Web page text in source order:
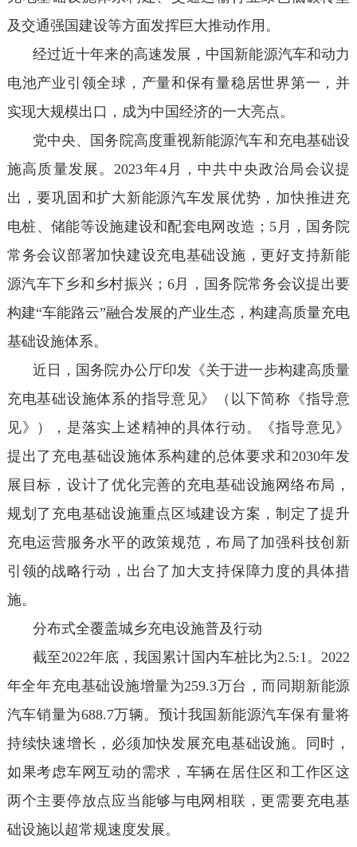
及交通强国建设等方面发挥巨大推动作用。
经过近十年来的高速发展，中国新能源汽车和动力
电池产业引领全球，产量和保有量稳居世界第一，并
实现大规模出口，成为中国经济的一大亮点。
党中央、国务院高度重视新能源汽车和充电基础设
施高质量发展。2023年4月，中共中央政治局会议提
出，要巩固和扩大新能源汽车发展优势，加快推进充
电桩、储能等设施建设和配套电网改造；5月，国务院
常务会议部署加快建设充电基础设施，更好支持新能
源汽车下乡和乡村振兴；6月，国务院常务会议提出要
构建“车能路云”融合发展的产业生态，构建高质量充电
基础设施体系。
近日，国务院办公厅印发《关于进一步构建高质量
充电基础设施体系的指导意见》（以下简称《指导意
见》），是落实上述精神的具体行动。《指导意见》
提出了充电基础设施体系构建的总体要求和2030年发
展目标，设计了优化完善的充电基础设施网络布局，
规划了充电基础设施重点区域建设方案，制定了提升
充电运营服务水平的政策规范，布局了加强科技创新
引领的战略行动，出台了加大支持保障力度的具体措
施。
分布式全覆盖城乡充电设施普及行动
截至2022年底，我国累计国内车桩比为2.5:1。2022
年全年充电基础设施增量为259.3万台，而同期新能源
汽车销量为688.7万辆。预计我国新能源汽车保有量将
持续快速增长，必须加快发展充电基础设施。同时，
如果考虑车网互动的需求，车辆在居住区和工作区这
两个主要停放点应当能够与电网相联，更需要充电基
础设施以超常规速度发展。